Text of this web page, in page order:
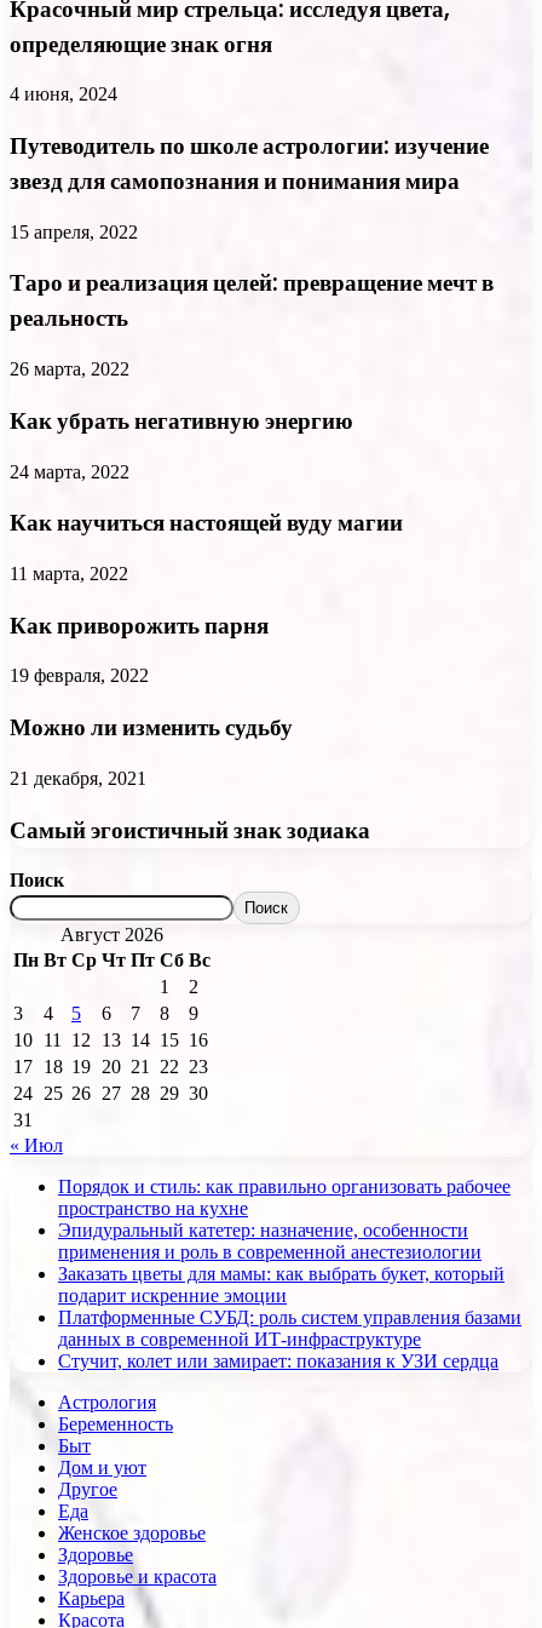
Красочный мир стрельца: исследуя цвета,
определяющие знак огня
4 июня, 2024
Путеводитель по школе астрологии: изучение
звезд для самопознания и понимания мира
15 апреля, 2022
Таро и реализация целей: превращение мечт в
реальность
26 марта, 2022
Как убрать негативную энергию
24 марта, 2022
Как научиться настоящей вуду магии
11 марта, 2022
Как приворожить парня
19 февраля, 2022
Можно ли изменить судьбу
21 декабря, 2021
Самый эгоистичный знак зодиака
Поиск
Поиск
Август 2026
Пн Вт Ср Чт Пт Сб Вс
1
2
3
4 5 6 7 8
9
10 11 12 13 14 15 16
17 18 19 20 21 22 23
24 25 26 27 28 29 30
31
« Июл
Порядок и стиль: как правильно организовать рабочее
пространство на кухне
Эпидуральный катетер: назначение, особенности
применения и роль в современной анестезиологии
Заказать цветы для мамы: как выбрать букет, который
подарит искренние эмоции
Платформенные СУБД: роль систем управления базами
данных в современной ИТ-инфраструктуре
Стучит, колет или замирает: показания к УЗИ сердца
Астрология
Беременность
Быт
Дом и уют
Другое
Еда
Женское здоровье
Здоровье
Здоровье и красота
Карьера
Красота